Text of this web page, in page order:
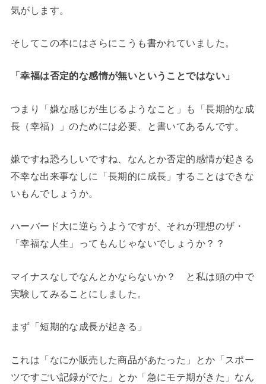
気がします。
そしてこの本にはさらにこうも書かれていました。
「幸福は否定的な感情が無いということではない」
つまり「嫌な感じが生じるようなこと」も「長期的な成
長（幸福）」のためには必要、と書いてあるんです。
嫌ですね恐ろしいですね、なんとか否定的感情が起きる
不幸な出来事なしに「長期的に成長」することはできな
いもんでしょうか。
ハーバード大に逆らうようですが、それが理想のザ・
「幸福な人生」ってもんじゃないでしょうか？？
マイナスなしでなんとかならないか？ と私は頭の中で
実験してみることにしました。
まず「短期的な成長が起きる」
これは「なにか販売した商品があたった」とか「スポー
ツですごい記録がでた」とか「急にモテ期がきた」なん